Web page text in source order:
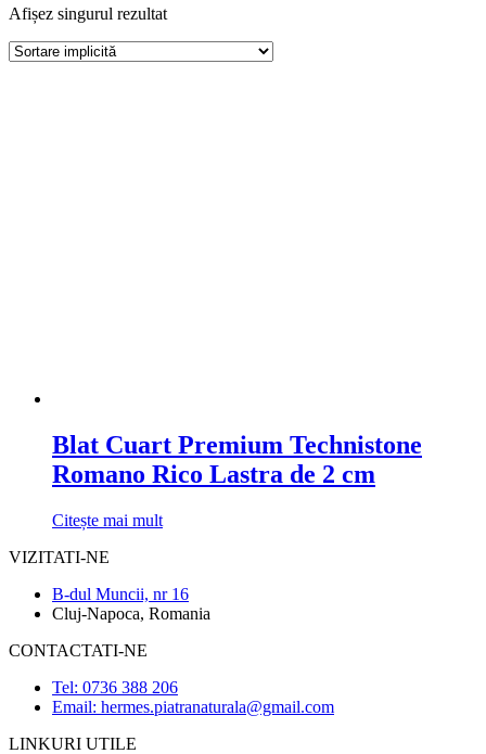
Afișez singurul rezultat
Blat Cuart Premium Technistone
Romano Rico Lastra de 2 cm
Citește mai mult
VIZITATI-NE
B-dul Muncii, nr 16
Cluj-Napoca, Romania
CONTACTATI-NE
Tel: 0736 388 206
Email: hermes.piatranaturala@gmail.com
LINKURI UTILE